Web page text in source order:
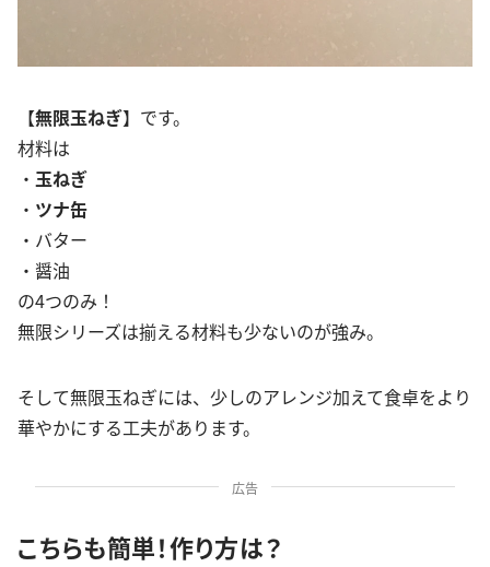
【無限玉ねぎ】です。
材料は
・ 玉ねぎ
・ ツナ缶
・バター
・醤油
の4つのみ！
無限シリーズは揃える材料も少ないのが強み。
そして無限玉ねぎには、少しのアレンジ加えて食卓をより
華やかにする工夫があります。
広告
こちらも簡単！作り方は？